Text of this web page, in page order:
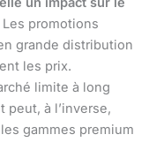
promotions
grande distribution
les prix.
limite à long
peut, à l’inverse,
gammes premium